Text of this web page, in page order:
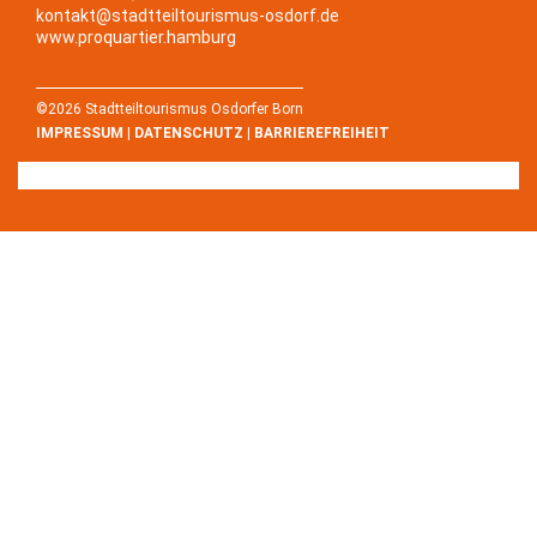
kontakt@stadtteiltourismus-osdorf.de
www.proquartier.hamburg
©2026 Stadtteiltourismus Osdorfer Born
IMPRESSUM
DATENSCHUTZ BARRIEREFREIHEIT